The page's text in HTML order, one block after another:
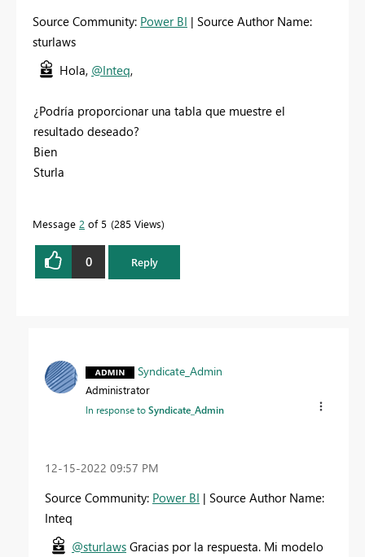
Source Community: Power BI | Source Author Name:
sturlaws
Hola, @Inteq,
¿Podría proporcionar una tabla que muestre el
resultado deseado?
Bien
Sturla
Message 2 of 5 285 Views
0 Reply
Syndicate_Admin
Administrator
In response toSyndicate_Admin
‎12-15-2022 09:57 PM
Source Community: Power BI | Source Author Name:
Inteq
@sturlaws Gracias por la respuesta. Mi modelo